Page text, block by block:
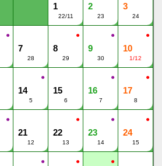
1
22/11
2
23
3
24
●
7
28
●
8
29
●
9
30
●
10
1/12
●
14
5
15
6
●
16
7
●
17
8
●
21
12
●
22
13
●
23
14
●
24
15
● ● ●